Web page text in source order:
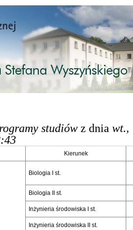
studiów z dnia wt.,
Kierunek
Biologia I st.
Biologia II st.
Inżynieria środowiska I st.
Inżynieria środowiska II st.